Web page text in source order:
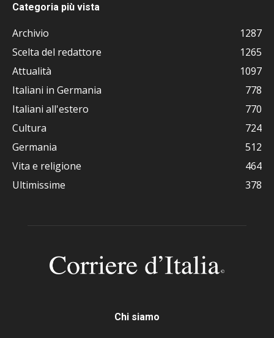
Categoria più vista
Archivio
1287
Scelta del redattore
1265
Attualità
1097
Italiani in Germania
778
Italiani all'estero
770
Cultura
724
Germania
512
Vita e religione
464
Ultimissime
378
Chi siamo